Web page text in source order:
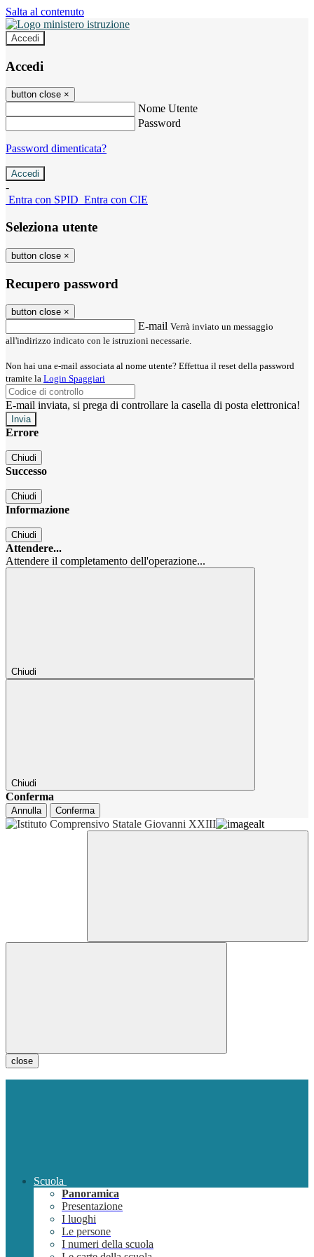
Salta al contenuto
Accedi
Accedi
button close ×
Nome Utente
Password
Password dimenticata?
-
Entra con SPID Entra con CIE
Seleziona utente
button close ×
Recupero password
button close ×
E-mail Verrà inviato un messaggio
all'indirizzo indicato con le istruzioni necessarie.
Non hai una e-mail associata al nome utente? Effettua il reset della password
tramite la Login Spaggiari
E-mail inviata, si prega di controllare la casella di posta elettronica!
Errore
Chiudi
Successo
Chiudi
Informazione
Chiudi
Attendere...
Attendere il completamento dell'operazione...
Chiudi
Chiudi
Conferma
Annulla Conferma
close
Scuola
Panoramica
Presentazione
I luoghi
Le persone
I numeri della scuola